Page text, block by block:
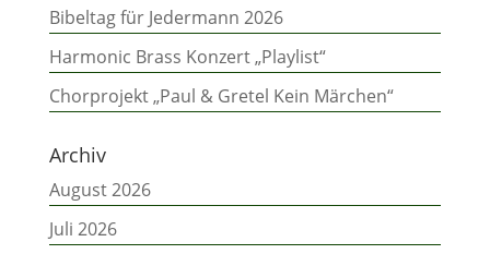
Bibeltag für Jedermann 2026
Harmonic Brass Konzert „Playlist“
Chorprojekt „Paul & Gretel Kein Märchen“
Archiv
August 2026
Juli 2026